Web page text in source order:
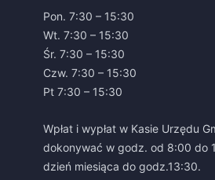
Pon. 7:30 – 15:30
Wt. 7:30 – 15:30
Śr. 7:30 – 15:30
Czw. 7:30 – 15:30
Pt 7:30 – 15:30
Wpłat i wypłat w Kasie Urzędu
dokonywać w godz. od 8:00 do
dzień miesiąca do godz.13:30.